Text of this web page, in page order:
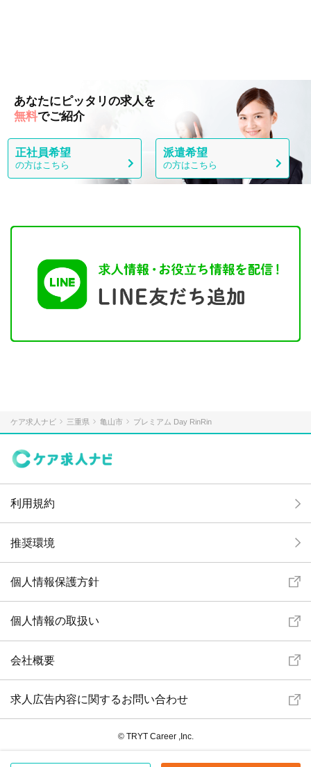
あなたにピッタリの求人を
無料でご紹介
正社員希望
の方はこちら
派遣希望
の方はこちら
ケア求人ナビ 三重県 亀山市 プレミアム Day RinRin
利用規約
推奨環境
個人情報保護方針
個人情報の取扱い
会社概要
求人広告内容に関するお問い合わせ
© TRYT Career ,Inc.